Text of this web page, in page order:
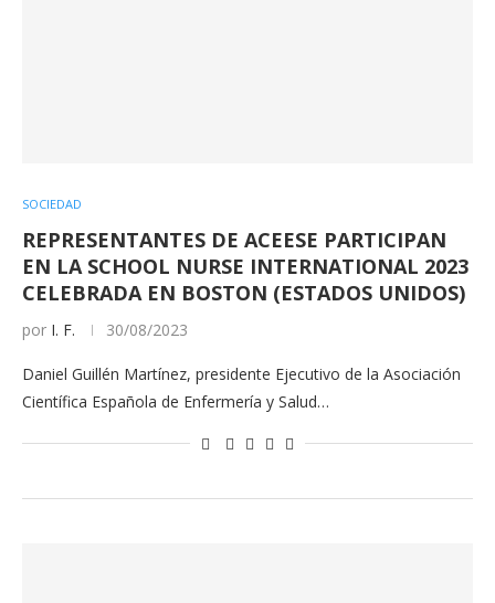
SOCIEDAD
REPRESENTANTES DE ACEESE PARTICIPAN
EN LA SCHOOL NURSE INTERNATIONAL 2023
CELEBRADA EN BOSTON (ESTADOS UNIDOS)
por I. F. 30/08/2023
Daniel Guillén Martínez, presidente Ejecutivo de la Asociación
Científica Española de Enfermería y Salud…